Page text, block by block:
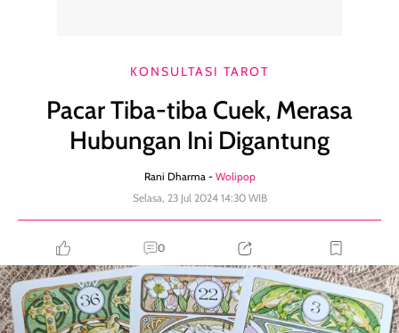
KONSULTASI TAROT
Pacar Tiba-tiba Cuek, Merasa
Hubungan Ini Digantung
Rani Dharma - Wolipop
Selasa, 23 Jul 2024 14:30 WIB
0